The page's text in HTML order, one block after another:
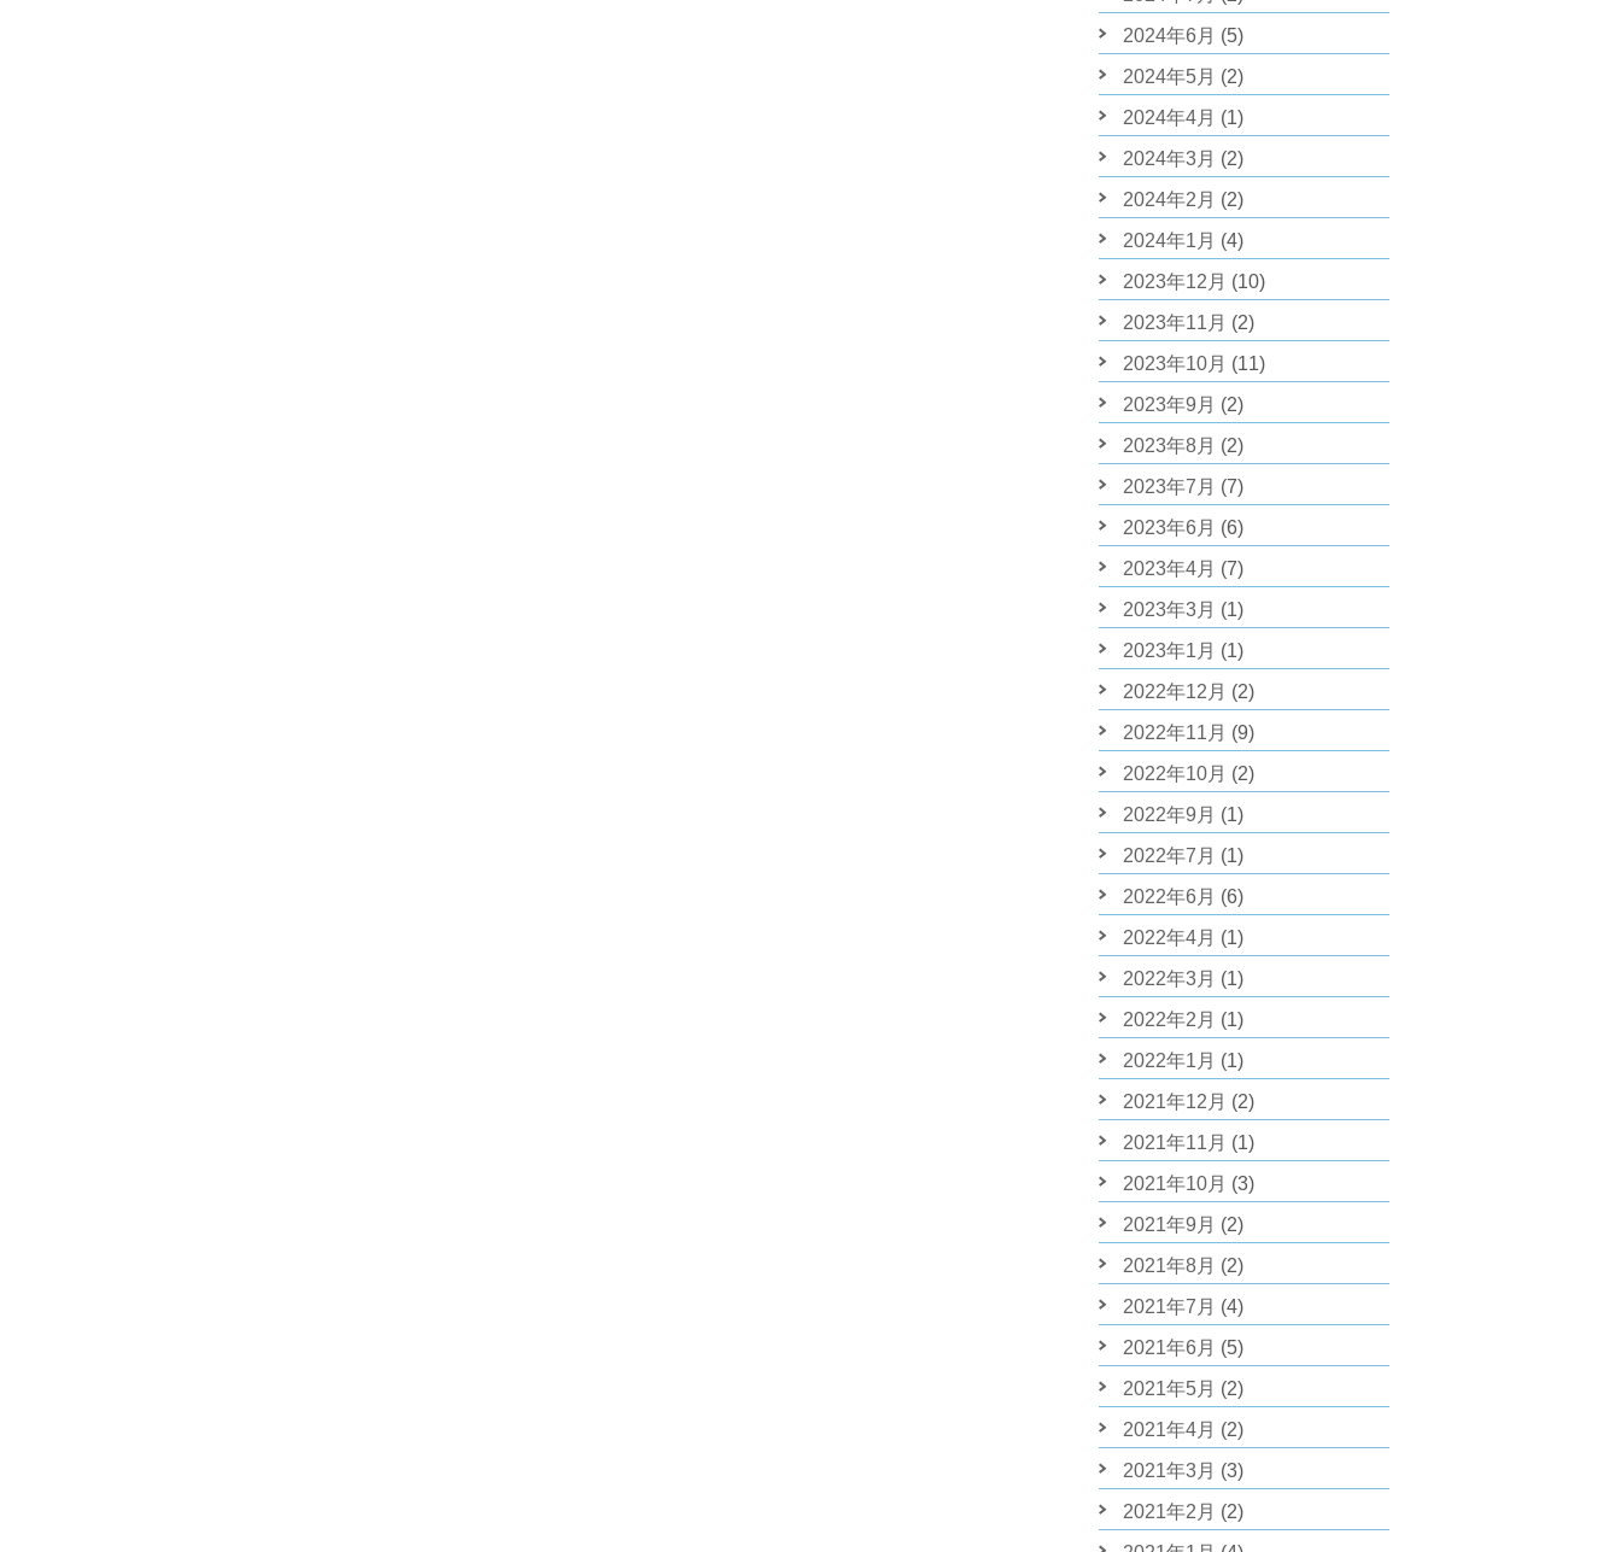
2024年6月 (5)
2024年5月 (2)
2024年4月 (1)
2024年3月 (2)
2024年2月 (2)
2024年1月 (4)
2023年12月 (10)
2023年11月 (2)
2023年10月 (11)
2023年9月 (2)
2023年8月 (2)
2023年7月 (7)
2023年6月 (6)
2023年4月 (7)
2023年3月 (1)
2023年1月 (1)
2022年12月 (2)
2022年11月 (9)
2022年10月 (2)
2022年9月 (1)
2022年7月 (1)
2022年6月 (6)
2022年4月 (1)
2022年3月 (1)
2022年2月 (1)
2022年1月 (1)
2021年12月 (2)
2021年11月 (1)
2021年10月 (3)
2021年9月 (2)
2021年8月 (2)
2021年7月 (4)
2021年6月 (5)
2021年5月 (2)
2021年4月 (2)
2021年3月 (3)
2021年2月 (2)